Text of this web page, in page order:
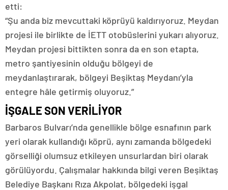
etti:
“Şu anda biz mevcuttaki köprüyü kaldırıyoruz. Meydan
projesi ile birlikte de İETT otobüslerini yukarı alıyoruz.
Meydan projesi bittikten sonra da en son etapta,
metro şantiyesinin olduğu bölgeyi de
meydanlaştırarak, bölgeyi Beşiktaş Meydanı’yla
entegre hâle getirmiş oluyoruz.”
İŞGALE SON VERİLİYOR
Barbaros Bulvarı’nda genellikle bölge esnafının park
yeri olarak kullandığı köprü, aynı zamanda bölgedeki
görselliği olumsuz etkileyen unsurlardan biri olarak
görülüyordu. Çalışmalar hakkında bilgi veren Beşiktaş
Belediye Başkanı Rıza Akpolat, bölgedeki işgal